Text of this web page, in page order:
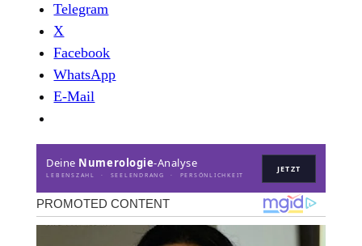
Telegram
X
Facebook
WhatsApp
E-Mail
Deine Numerologie-Analyse
LEBENSZAHL · SEELENDRANG · PERSÖNLICHKEIT
JETZT